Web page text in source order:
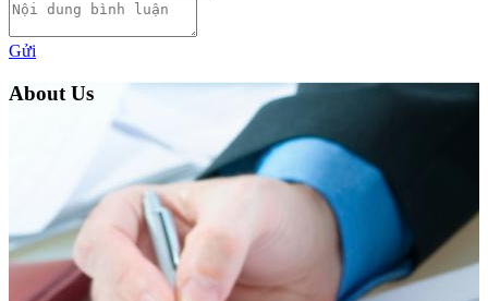
Gửi
About Us